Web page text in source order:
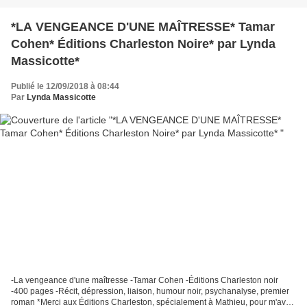
*LA VENGEANCE D'UNE MAÎTRESSE* Tamar
Cohen* Éditions Charleston Noire* par Lynda
Massicotte*
Publié le 12/09/2018 à 08:44
Par Lynda Massicotte
-La vengeance d'une maîtresse -Tamar Cohen -Éditions Charleston noir
-400 pages -Récit, dépression, liaison, humour noir, psychanalyse, premier
roman *Merci aux Éditions Charleston, spécialement à Mathieu, pour m'avoir